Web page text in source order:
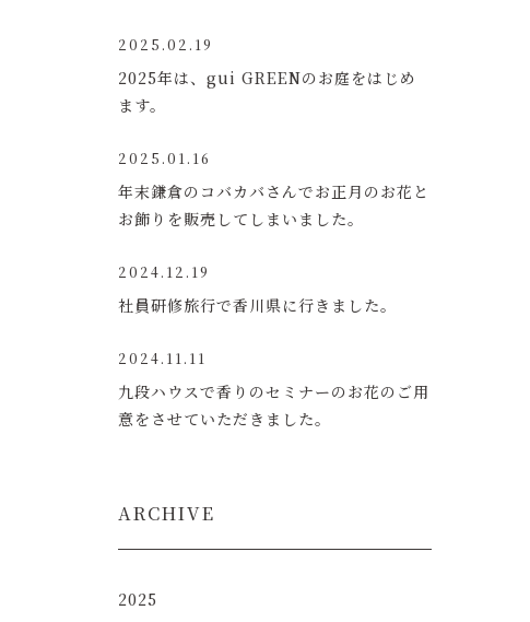
2025.02.19
2025年は、gui GREENのお庭をはじめ
ます。
2025.01.16
年末鎌倉のコバカバさんでお正月のお花と
お飾りを販売してしまいました。
2024.12.19
社員研修旅行で香川県に行きました。
2024.11.11
九段ハウスで香りのセミナーのお花のご用
意をさせていただきました。
ARCHIVE
2025